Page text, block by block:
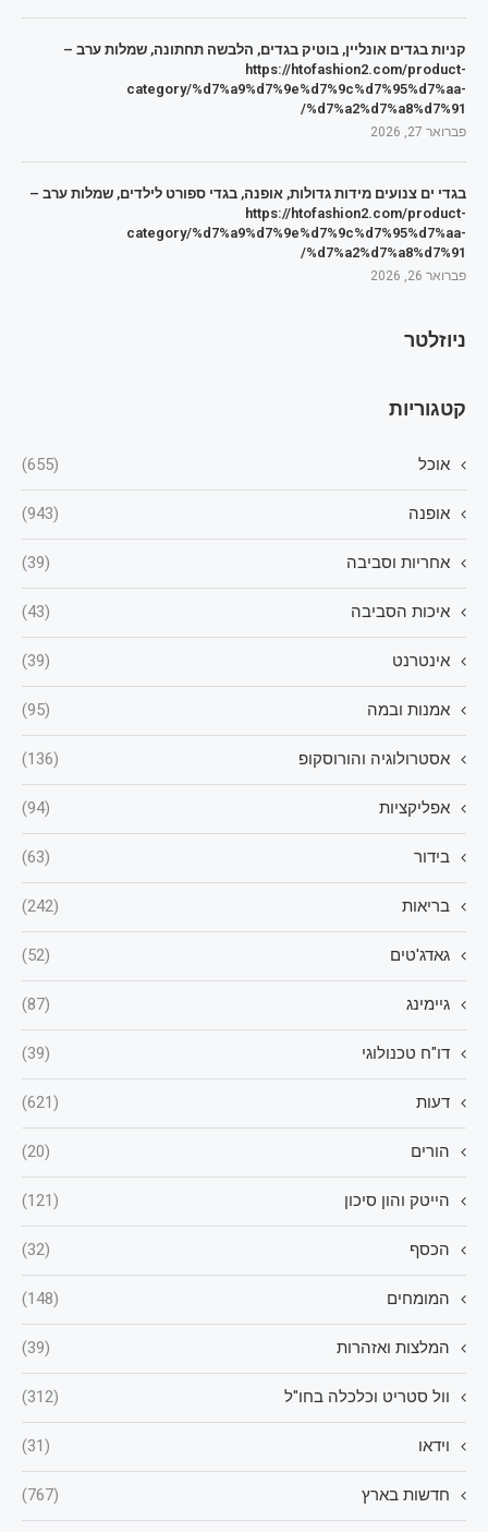
קניות בגדים אונליין, בוטיק בגדים, הלבשה תחתונה, שמלות ערב –
https://htofashion2.com/product-
category/%d7%a9%d7%9e%d7%9c%d7%95%d7%aa-
%d7%a2%d7%a8%d7%91/
פברואר 27, 2026
בגדי ים צנועים מידות גדולות, אופנה, בגדי ספורט לילדים, שמלות ערב –
https://htofashion2.com/product-
category/%d7%a9%d7%9e%d7%9c%d7%95%d7%aa-
%d7%a2%d7%a8%d7%91/
פברואר 26, 2026
ניוזלטר
קטגוריות
אוכל (655)
אופנה (943)
אחריות וסביבה (39)
איכות הסביבה (43)
אינטרנט (39)
אמנות ובמה (95)
אסטרולוגיה והורוסקופ (136)
אפליקציות (94)
בידור (63)
בריאות (242)
גאדג'טים (52)
גיימינג (87)
דו"ח טכנולוגי (39)
דעות (621)
הורים (20)
הייטק והון סיכון (121)
הכסף (32)
המומחים (148)
המלצות ואזהרות (39)
וול סטריט וכלכלה בחו"ל (312)
וידאו (31)
חדשות בארץ (767)